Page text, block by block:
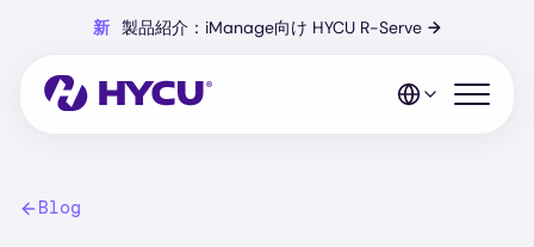
content
新 製品紹介：iManage向け HYCU R-Serve →
Open
Blog